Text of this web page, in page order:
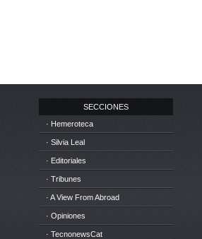
SECCIONES
· Hemeroteca
· Silvia Leal
· Editoriales
· Tribunes
· A View From Abroad
· Opiniones
· TecnonewsCat